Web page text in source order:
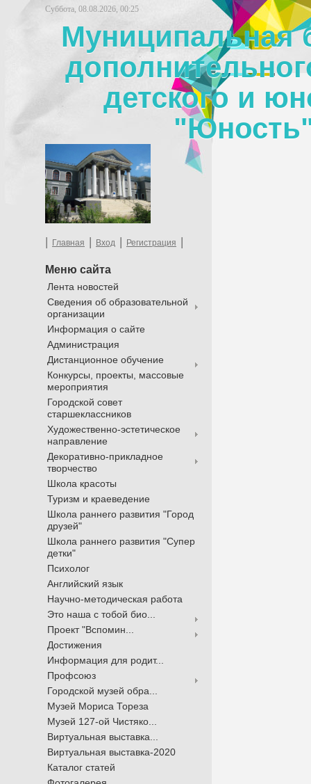
Суббота, 08.08.2026, 00:25
Муниципальная
детского и
| Главная | Вход | Регистрация |
Меню сайта
Лента новостей
Сведения об образовательной
организации
Информация о сайте
Администрация
Дистанционное обучение
Конкурсы, проекты, массовые
мероприятия
Городской совет
старшеклассников
Художественно-эстетическое
направление
Декоративно-прикладное
творчество
Школа красоты
Туризм и краеведение
Школа раннего развития "Город
друзей"
Школа раннего развития "Супер
детки"
Психолог
Английский язык
Научно-методическая работа
Это наша с тобой био...
Проект "Вспомин...
Достижения
Информация для родит...
Профсоюз
Городской музей обра...
Музей Мориса Тореза
Музей 127-ой Чистяко...
Виртуальная выставка...
Виртуальная выставка-2020
Каталог статей